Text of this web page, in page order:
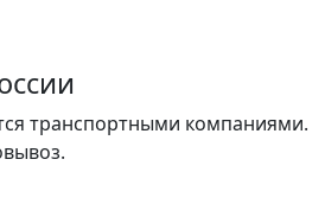
транспортными компаниями.